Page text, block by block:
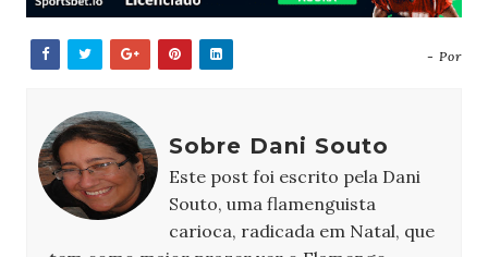
- Por
Sobre Dani Souto
Este post foi escrito pela Dani
Souto, uma flamenguista
carioca, radicada em Natal, que